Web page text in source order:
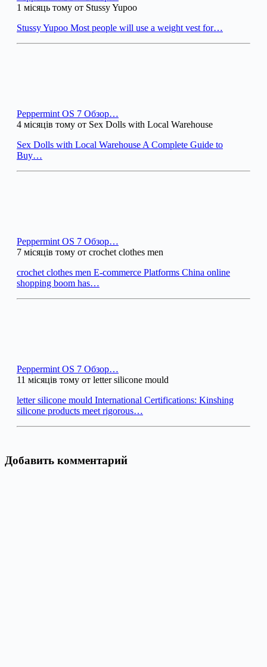
1 місяць тому от Stussy Yupoo
Stussy Yupoo Most people will use a weight vest for…
Peppermint OS 7 Обзор…
4 місяців тому от Sex Dolls with Local Warehouse
Sex Dolls with Local Warehouse A Complete Guide to
Buy…
Peppermint OS 7 Обзор…
7 місяців тому от crochet clothes men
crochet clothes men E-commerce Platforms China online
shopping boom has…
Peppermint OS 7 Обзор…
11 місяців тому от letter silicone mould
letter silicone mould International Certifications: Kinshing
silicone products meet rigorous…
Добавить комментарий